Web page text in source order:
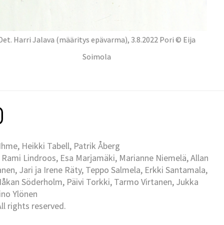
Harri Jalava (määritys epävarma), 3.8.2022 Pori © Eija
Soimola
Heikki Tabell, Patrik Åberg
Lindroos, Esa Marjamäki, Marianne Niemelä, Allan
Jari ja Irene Räty, Teppo Salmela, Erkki Santamala,
Söderholm, Päivi Torkki, Tarmo Virtanen, Jukka
Ylönen
rights reserved.